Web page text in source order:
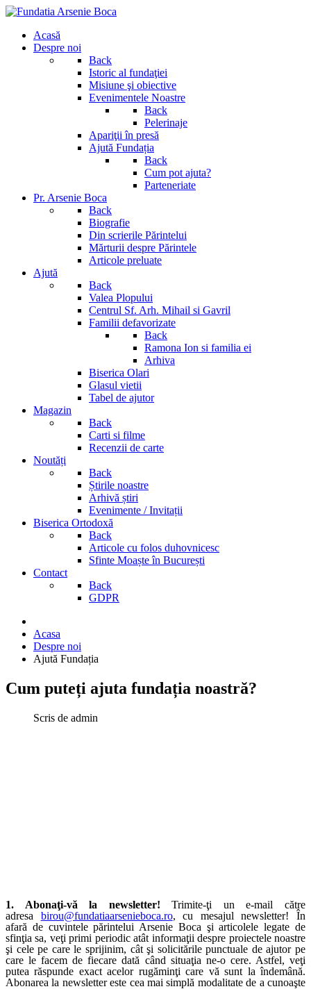
Acasă
Despre noi
Back
Istoric al fundaţiei
Misiune şi obiective
Evenimentele Noastre
Back
Pelerinaje
Apariţii în presă
Ajută Fundația
Back
Cum pot ajuta?
Parteneriate
Pr. Arsenie Boca
Back
Biografie
Din scrierile Părintelui
Mărturii despre Părintele
Articole preluate
Ajută
Back
Valea Plopului
Centrul Sf. Arh. Mihail si Gavril
Familii defavorizate
Back
Ramona Ion si familia ei
Arhiva
Biserica Olari
Glasul vietii
Tabel de ajutor
Magazin
Back
Carti si filme
Recenzii de carte
Noutăți
Back
Știrile noastre
Arhivă știri
Evenimente / Invitații
Biserica Ortodoxă
Back
Articole cu folos duhovnicesc
Sfinte Moaște în București
Contact
Back
GDPR
Acasa
Despre noi
Ajută Fundația
Cum puteți ajuta fundația noastră?
Scris de admin
1. Abonaţi-vă la newsletter!Trimite-ţi un e-mail către
adresa birou@fundatiaarsenieboca.ro, cu mesajul newsletter! În
afară de cuvintele părintelui Arsenie Boca şi articolele legate de
sfinţia sa, veţi primi periodic atât informaţii despre proiectele noastre
şi cele pe care le sprijinim, cât şi solicitările punctuale de ajutor pe
care le facem de fiecare dată când situaţia ne-o cere. Astfel, veţi
putea răspunde exact acelor rugăminţi care vă sunt la îndemână.
Abonarea la newsletter este cea mai simplă modalitate de a cunoaşte